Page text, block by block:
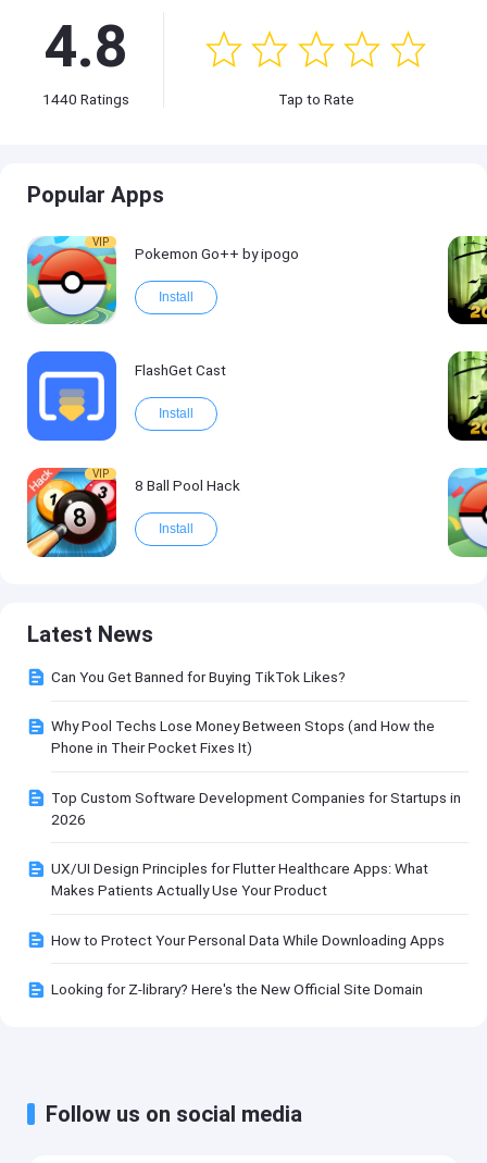
4.8
1440 Ratings Tap to Rate
Popular Apps
VIP
Pokemon Go++ by ipogo
Install
FlashGet Cast
Install
VIP
8 Ball Pool Hack
Install
Latest News
Can You Get Banned for Buying TikTok Likes?
Why Pool Techs Lose Money Between Stops (and How the
Phone in Their Pocket Fixes It)
Top Custom Software Development Companies for Startups in
2026
UX/UI Design Principles for Flutter Healthcare Apps: What
Makes Patients Actually Use Your Product
How to Protect Your Personal Data While Downloading Apps
Looking for Z-library? Here's the New Official Site Domain
Follow us on social media